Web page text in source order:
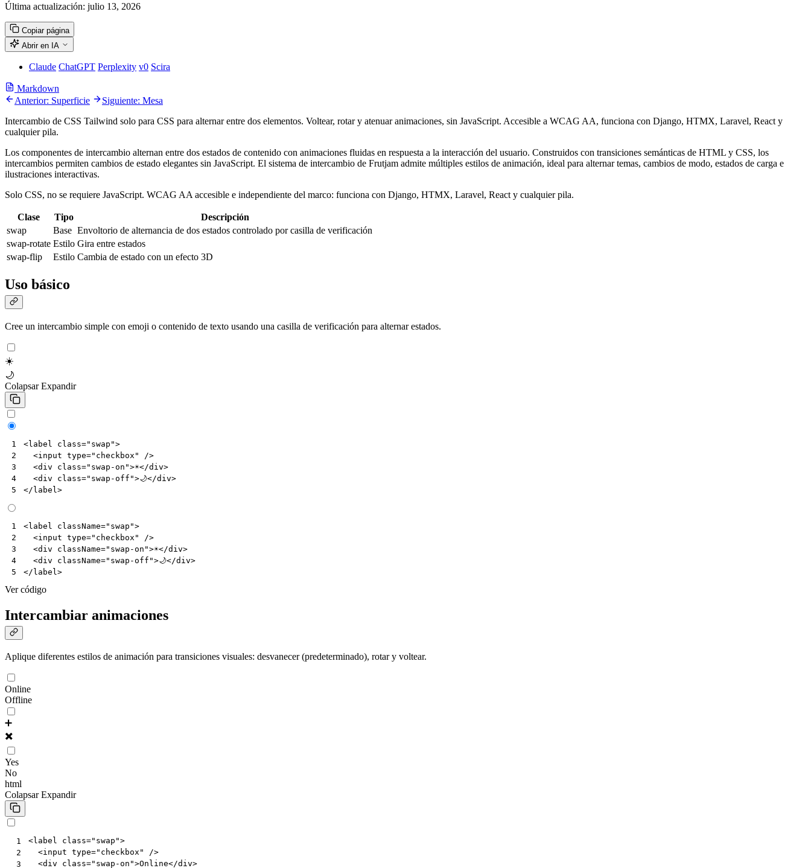
Última actualización: julio 13, 2026
Copiar página
Abrir en IA
Claude ChatGPT Perplexity v0 Scira
Markdown
Anterior: Superficie
Siguiente: Mesa
Intercambio de CSS Tailwind solo para CSS para alternar entre dos elementos. Voltear, rotar y atenuar animaciones, sin JavaScript. Accesible a WCAG AA, funciona con Django, HTMX, Laravel, React y
cualquier pila.
Los componentes de intercambio alternan entre dos estados de contenido con animaciones fluidas en respuesta a la interacción del usuario. Construidos con transiciones semánticas de HTML y CSS, los
intercambios permiten cambios de estado elegantes sin JavaScript. El sistema de intercambio de Frutjam admite múltiples estilos de animación, ideal para alternar temas, cambios de modo, estados de carga e
ilustraciones interactivas.
Solo CSS, no se requiere JavaScript. WCAG AA accesible e independiente del marco: funciona con Django, HTMX, Laravel, React y cualquier pila.
Clase Tipo
Descripción
swap
Base Envoltorio de alternancia de dos estados controlado por casilla de verificación
swap-rotate Estilo Gira entre estados
swap-flip
Estilo Cambia de estado con un efecto 3D
Uso básico
Cree un intercambio simple con emoji o contenido de texto usando una casilla de verificación para alternar estados.
☀️
🌙
Colapsar Expandir
1
2
3
4
5
<label class="swap">
<input type="checkbox"
/>
<div class="swap-on">☀️</div>
<div class="swap-off">🌙</div>
</label >
1
2
3
4
5
<label className="swap">
<input type="checkbox"
/>
<div className="swap-on">☀️</div>
<div className="swap-off">🌙</div>
</label >
Ver código
Intercambiar animaciones
Aplique diferentes estilos de animación para transiciones visuales: desvanecer (predeterminado), rotar y voltear.
Online
Offline
➕
✖️
Yes
No
html
Colapsar Expandir
1
2
3
<label class="swap">
<input type="checkbox"
/>
<div class="swap-on">Online</div>